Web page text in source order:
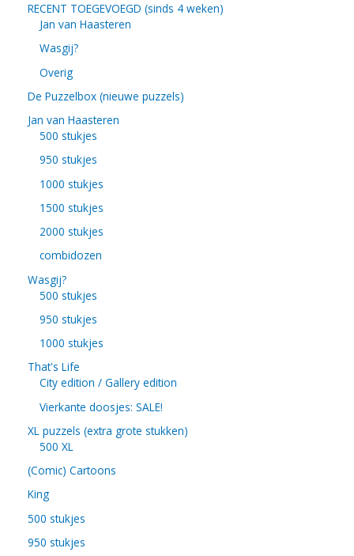
RECENT TOEGEVOEGD (sinds 4 weken)
Jan van Haasteren
Wasgij?
Overig
De Puzzelbox (nieuwe puzzels)
Jan van Haasteren
500 stukjes
950 stukjes
1000 stukjes
1500 stukjes
2000 stukjes
combidozen
Wasgij?
500 stukjes
950 stukjes
1000 stukjes
That's Life
City edition / Gallery edition
Vierkante doosjes: SALE!
XL puzzels (extra grote stukken)
500 XL
(Comic) Cartoons
King
500 stukjes
950 stukjes